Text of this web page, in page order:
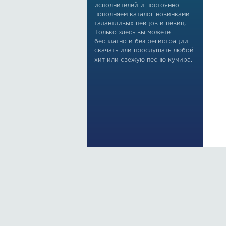
исполнителей и постоянно
пополняем каталог новинками
талантливых певцов и певиц.
Только здесь вы можете
бесплатно и без регистрации
скачать или прослушать любой
хит или свежую песню кумира.